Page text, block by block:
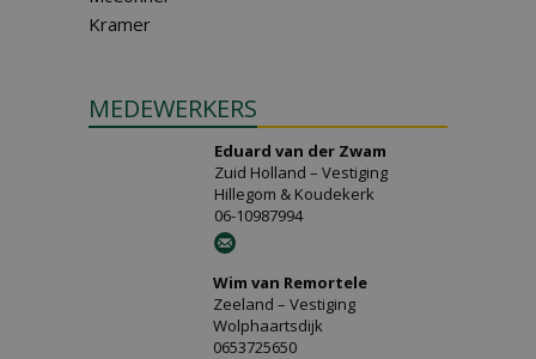
Kramer
MEDEWERKERS
Eduard van der Zwam
Zuid Holland – Vestiging
Hillegom & Koudekerk
06-10987994
Wim van Remortele
Zeeland – Vestiging
Wolphaartsdijk
0653725650